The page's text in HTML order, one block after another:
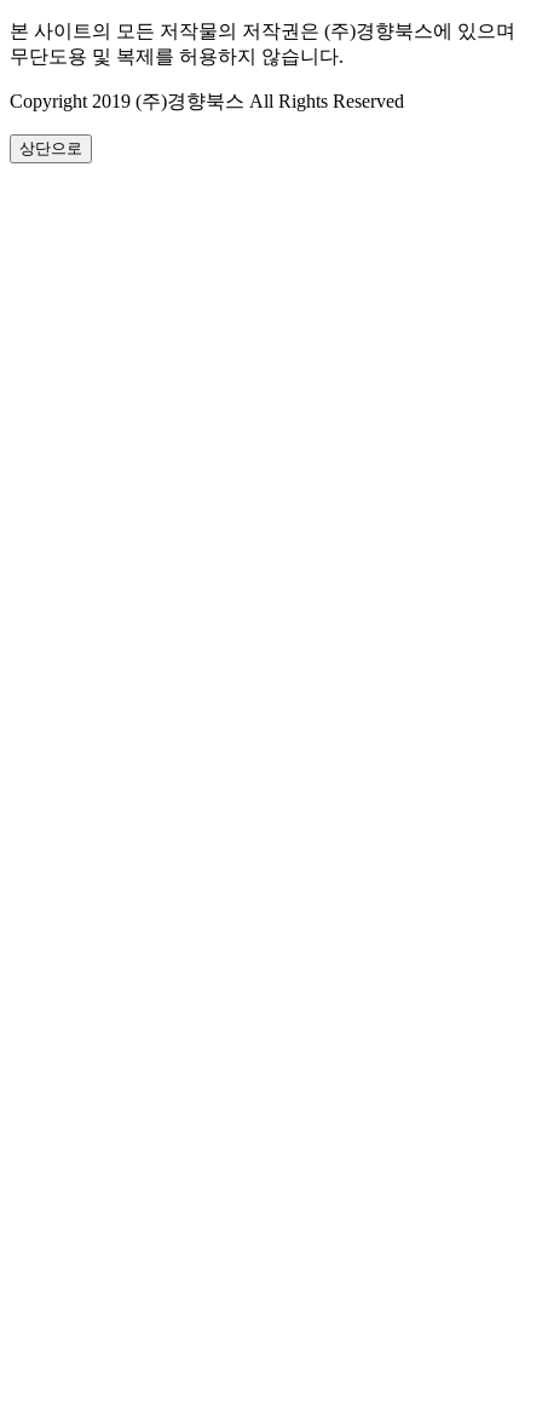
본 사이트의 모든 저작물의 저작권은 (주)경향북스에 있으며
무단도용 및 복제를 허용하지 않습니다.
Copyright 2019 (주)경향북스 All Rights Reserved
상단으로